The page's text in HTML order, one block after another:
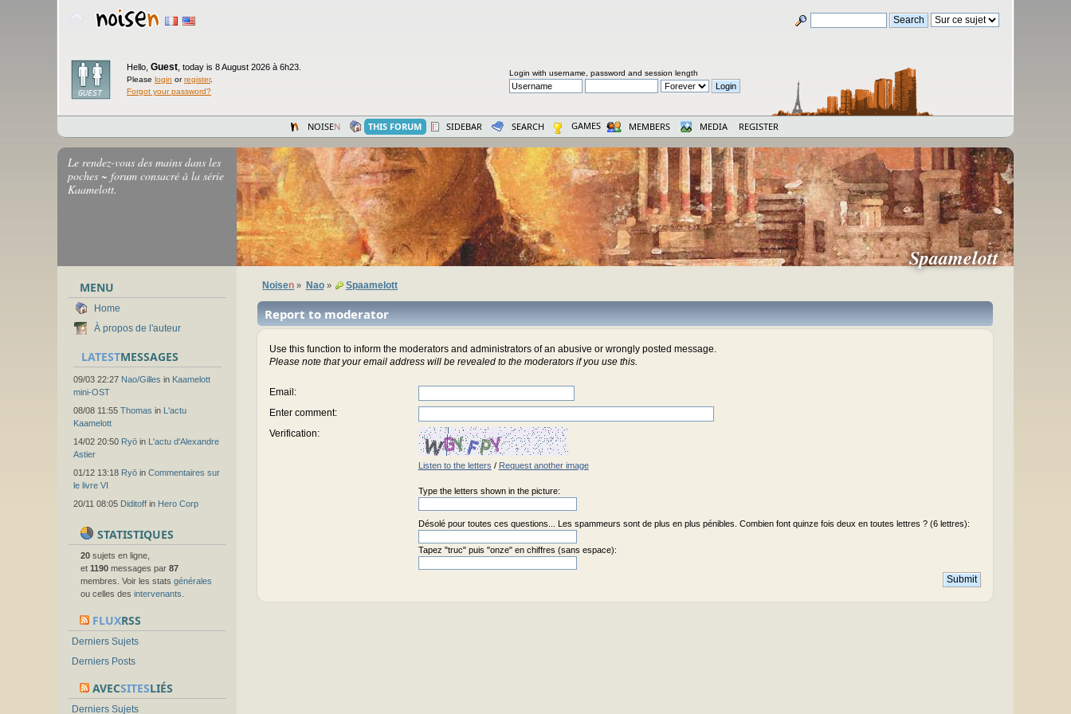
Hello, Guest today is 8 August 2026 à 6h23.
Please login orregister.
Forgot your password?
Login with username, password and session length
NOISEN THIS FORUM SIDEBAR SEARCH GAMES MEMBERS MEDIA REGISTER
Le rendez-vous des mains dans les
poches ~ forum consacré à la série
Kaamelott.
MENU
Home
À propos de l'auteur
LATESTMESSAGES
09/03 22:27 Nao/Gilles in Kaamelott
mini-OST
08/08 11:55 Thomas in L'actu
Kaamelott
14/02 20:50 Ryō in L'actu d'Alexandre
Astier
01/12 13:18 Ryō in Commentaires sur
le livre VI
20/11 08:05 Diditoff in Hero Corp
STATISTIQUES
20 sujets en ligne,
et 1190 messages par 87
membres. Voir les stats générales
ou celles des intervenants
FLUXRSS
Derniers Sujets
Derniers Posts
AVECSITESLIÉS
Derniers Sujets
Spaamelott
Noisen » Nao» Spaamelott
Report to moderator
Use this function to inform the moderators and administrators of an abusive or wrongly posted message.
Please note that your email address will be revealed to the moderators if you use this.
Email :
Enter comment:
Verification:
Listen to the letters / Request another image
Type the letters shown in the picture:
Désolé pour toutes ces questions... Les spammeurs sont de plus en plus pénibles. Combien font quinze fois deux en toutes lettres ? (6 lettres):
Tapez "truc" puis "onze" en chiffres (sans espace):